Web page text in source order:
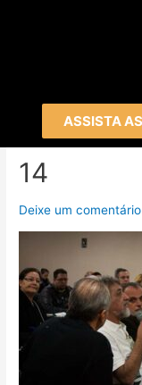
ASSISTA
14
Deixe um comentário